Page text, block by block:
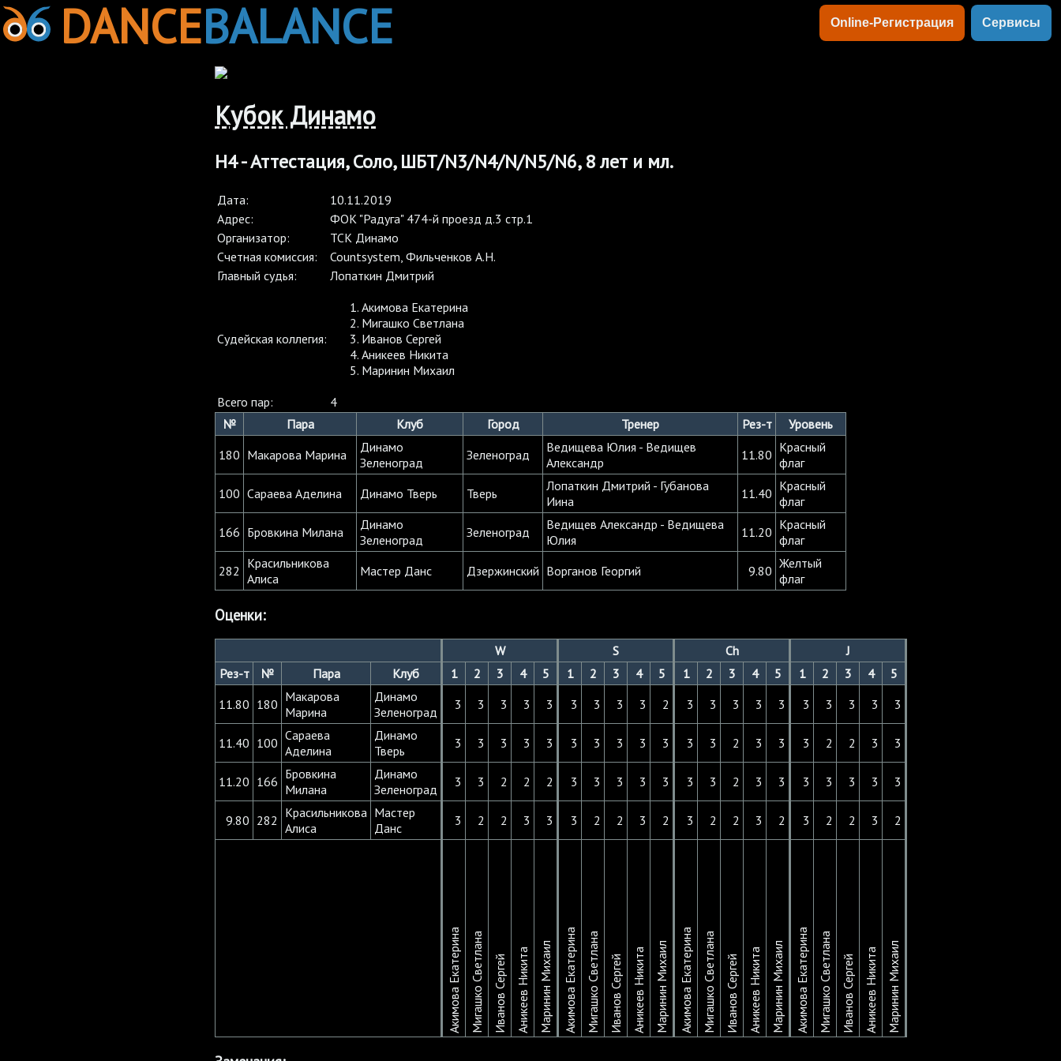
DANCEBALANCE Online-Регистрация Сервисы
Кубок Динамо
Н4 - Аттестация, Соло, ШБТ/N3/N4/N/N5/N6, 8 лет и мл.
Дата:
10.11.2019
Адрес:
ФОК "Радуга" 474-й проезд д.3 стр.1
Организатор:
ТСК Динамо
Cчетная комиссия:
Countsystem, Фильченков А.Н.
Главный судья:
Лопаткин Дмитрий
Судейская коллегия:
Акимова Екатерина
Мигашко Светлана
Иванов Сергей
Аникеев Никита
Маринин Михаил
Всего пар:
4
№
Пара Клуб Город Тренер Рез-т
Уровень
180 Макарова Марина
Динамо
Зеленоград
Зеленоград
Ведищева Юлия - Ведищев
Александр
11.80 Красный
флаг
100 Сараева Аделина Динамо Тверь Тверь
Лопаткин Дмитрий - Губанова
Иина
11.40 Красный
флаг
166 Бровкина Милана
Динамо
Зеленоград
Зеленоград
Ведищев Александр - Ведищева
Юлия
11.20 Красный
флаг
282 Красильникова
Алиса
Мастер Данс Дзержинский Ворганов Георгий 9.80 Желтый
флаг
Оценки:
W S Ch
J
Рез-т
№ Пара Клуб 1 2 3 4 5 1 2 3 4 5 1 2 3 4 5 1 2 3 4
5
11.80 180 Макарова
Марина
Динамо
Зеленоград
3 3 3 3 3 3 3 3 3 2 3 3 3 3 3 3 3 3 3 3
11.40 100 Сараева
Аделина
Динамо
Тверь
3 3 3 3 3 3 3 3 3 3 3 3 2 3 3 3 2 2 3 3
11.20 166 Бровкина
Милана
Динамо
Зеленоград
3 3 2 2 2 3 3 3 3 3 3 3 2 3 3 3 3 3 3 3
9.80 282 Красильникова
Алиса
Мастер
Данс
3 2 2 3 3 3 2 2 3 2 3 2 2 3 2 3 2 2 3 2
Акимова ЕкатеринаМигашко СветланаИванов СергейАникеев НикитаМаринин МихаилАкимова ЕкатеринаМигашко СветланаИванов СергейАникеев НикитаМаринин МихаилАкимова ЕкатеринаМигашко СветланаИванов СергейАникеев НикитаМаринин МихаилАкимова ЕкатеринаМигашко СветланаИванов СергейАникеев НикитаМаринин Михаил